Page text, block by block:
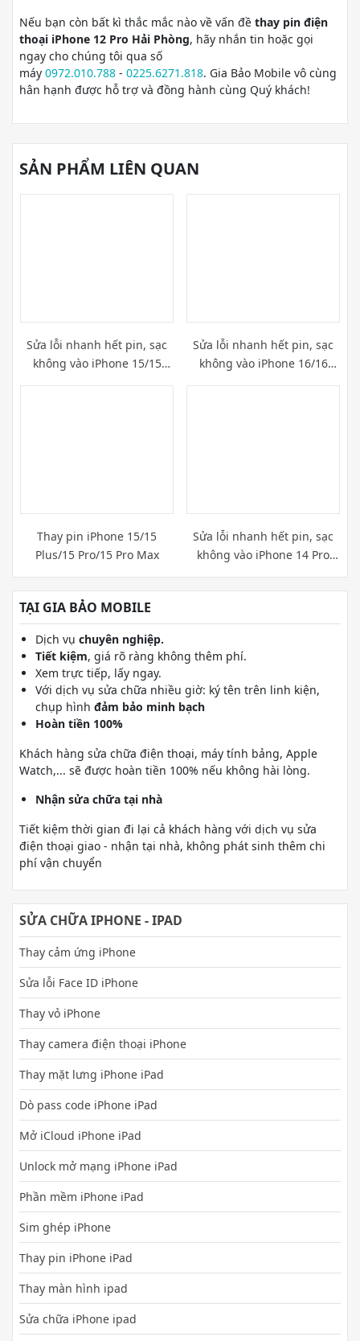
Nếu bạn còn bất kì thắc mắc nào về vấn đề thay pin điện
thoại iPhone 12 Pro Hải Phòng, hãy nhắn tin hoặc gọi
ngay cho chúng tôi qua số
máy 0972.010.788 - 0225.6271.818. Gia Bảo Mobile vô cùng
hân hạnh được hỗ trợ và đồng hành cùng Quý khách!
SẢN PHẨM LIÊN QUAN
Sửa lỗi nhanh hết pin, sạc
không vào iPhone 15/15
Sửa lỗi nhanh hết pin, sạc
không vào iPhone 16/16
Thay pin iPhone 15/15
Plus/15 Pro/15 Pro Max
Sửa lỗi nhanh hết pin, sạc
không vào iPhone 14 Pro
Max
TẠI GIA BẢO MOBILE
Dịch vụ chuyên nghiệp.
Tiết kiệm, giá rõ ràng không thêm phí.
Xem trực tiếp, lấy ngay.
Với dịch vụ sửa chữa nhiều giờ: ký tên trên linh kiện,
chụp hình đảm bảo minh bạch
Hoàn tiền 100%
Khách hàng sửa chữa điện thoại, máy tính bảng, Apple
Watch,... sẽ được hoàn tiền 100% nếu không hài lòng.
Nhận sửa chữa tại nhà
Tiết kiệm thời gian đi lại cả khách hàng với dịch vụ sửa
điện thoại giao - nhận tại nhà, không phát sinh thêm chi
phí vận chuyển
SỬA CHỮA IPHONE - IPAD
Thay cảm ứng iPhone
Sửa lỗi Face ID iPhone
Thay vỏ iPhone
Thay camera điện thoại iPhone
Thay mặt lưng iPhone iPad
Dò pass code iPhone iPad
Mở iCloud iPhone iPad
Unlock mở mạng iPhone iPad
Phần mềm iPhone iPad
Sim ghép iPhone
Thay pin iPhone iPad
Thay màn hình ipad
Sửa chữa iPhone ipad